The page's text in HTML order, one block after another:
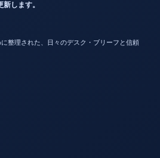
します。
整理された、日々のデスク・ブリーフと信頼